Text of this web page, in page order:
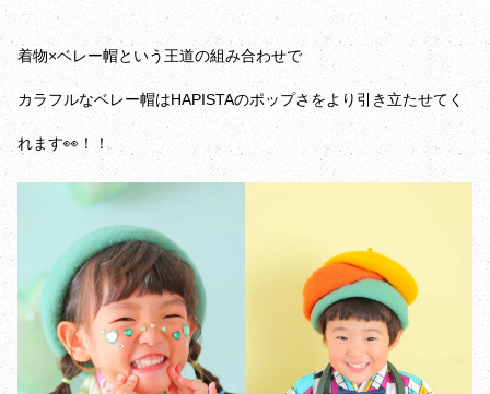
着物×ベレー帽という王道の組み合わせで
カラフルなベレー帽はHAPISTAのポップさをより引き立たせてく
れます👀！！